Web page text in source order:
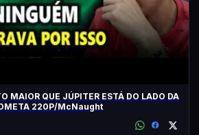
MAIOR QUE JÚPITER ESTÁ DO LADO DA
220P/McNaught